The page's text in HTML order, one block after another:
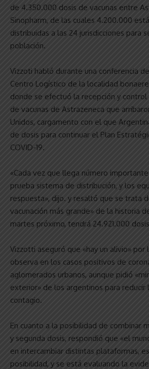
de 4.350.000 dosis de vacunas entre
Sinopharm, de las cuales 4.200.000
distribuidas a las 24 jurisdicciones para
población.
Vizzoti habló durante una conferencia
Centro Logístico de la localidad
donde se efectuó la recepción y control
de vacunas de Astrazeneca que
Unidos, cargamento con el que
de dosis para continuar el Plan
COVID-19.
«Cada vez que llega número
prueba sistema de distribución, y los
respuesta», dijo. y resaltó que se trata
vacunación más grande» de la historia
martes próximo, tendrá 24.921.000
Vizzotti aseguró que «hay un alivio» por
observa en los casos positivos de
aglomerados urbanos, aunque pidió
exterior» de los argentinos para reducir
contagio.
En cuanto a la posibilidad de combinar
y segunda dosis, respondió que «el
en intercambiar distintas plataformas,
posibilidad, y se está evaluando la